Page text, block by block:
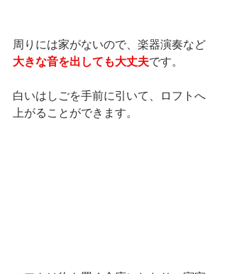
周りには家がないので、楽器演奏など
大きな音を出しても大丈夫です。
白いはしごを手前に引いて、ロフトへ
上がることができます。